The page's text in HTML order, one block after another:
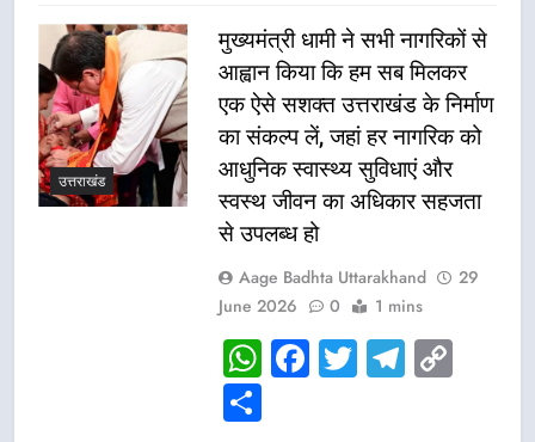
उत्तराखंड
मुख्यमंत्री धामी ने सभी नागरिकों से
आह्वान किया कि हम सब मिलकर
एक ऐसे सशक्त उत्तराखंड के निर्माण
का संकल्प लें, जहां हर नागरिक को
आधुनिक स्वास्थ्य सुविधाएं और
स्वस्थ जीवन का अधिकार सहजता
से उपलब्ध हो
Aage Badhta Uttarakhand
29
June 2026
0 1 mins
WhatsApp
Facebook
Twitter
Share